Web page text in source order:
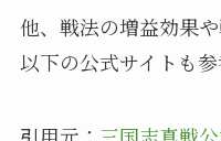
他、戦法の増益効果
以下の公式サイトも参